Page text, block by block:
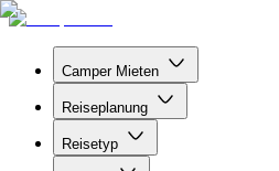
Camper Mieten
Reiseplanung
Reisetyp